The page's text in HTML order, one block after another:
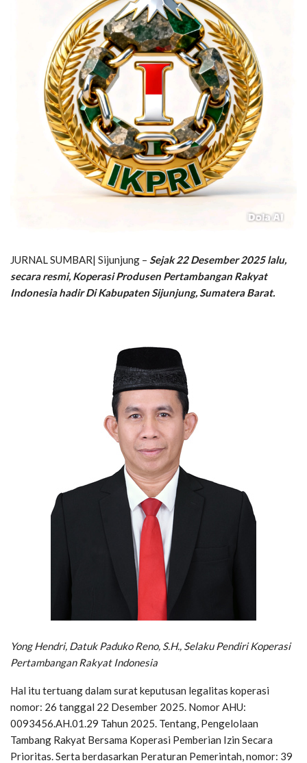
JURNAL SUMBAR| Sijunjung – Sejak 22 Desember 2025 lalu,
secara resmi, Koperasi Produsen Pertambangan Rakyat
Indonesia hadir Di Kabupaten Sijunjung, Sumatera Barat.
Yong Hendri, Datuk Paduko Reno, S.H., Selaku Pendiri Koperasi
Pertambangan Rakyat Indonesia
Hal itu tertuang dalam surat keputusan legalitas koperasi
nomor: 26 tanggal 22 Desember 2025. Nomor AHU:
0093456.AH.01.29 Tahun 2025. Tentang, Pengelolaan
Tambang Rakyat Bersama Koperasi Pemberian Izin Secara
Prioritas. Serta berdasarkan Peraturan Pemerintah, nomor: 39